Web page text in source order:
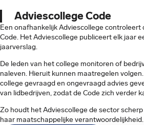
Adviescollege Code
Een onafhankelijk Adviescollege controleert
Code. Het Adviescollege publiceert elk jaar
jaarverslag.
De leden van het college monitoren of
naleven. Hieruit kunnen maatregelen
college gevraagd en ongevraagd advies
van lidbedrijven, zodat de Code zich verder
Zo houdt het Adviescollege de sector
haar maatschappelijke verantwoordelijkheid.